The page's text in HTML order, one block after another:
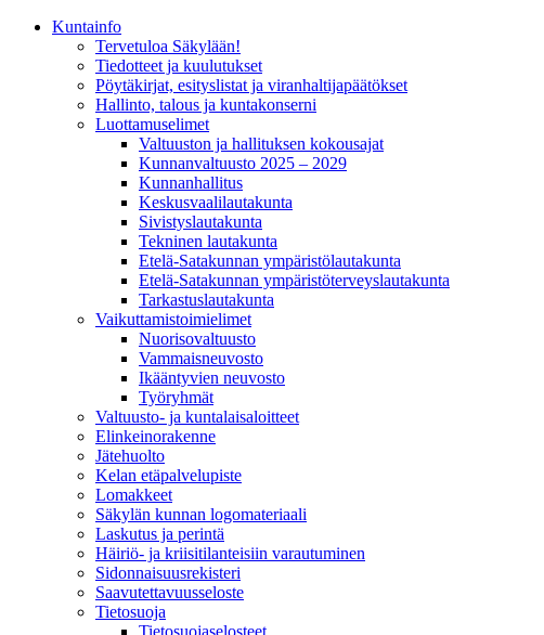
Kunta­info
Tervetuloa Säkylään!
Tiedotteet ja kuulutukset
Pöytäkirjat, esityslistat ja viranhaltijapäätökset
Hallinto, talous ja kuntakonserni
Luottamuselimet
Valtuuston ja hallituksen kokousajat
Kunnanvaltuusto 2025 – 2029
Kunnanhallitus
Keskusvaalilautakunta
Sivistyslautakunta
Tekninen lautakunta
Etelä-Satakunnan ympäristölautakunta
Etelä-Satakunnan ympäristöterveyslautakunta
Tarkastuslautakunta
Vaikuttamistoimielimet
Nuorisovaltuusto
Vammaisneuvosto
Ikääntyvien neuvosto
Työryhmät
Valtuusto- ja kuntalaisaloitteet
Elinkeinorakenne
Jätehuolto
Kelan etäpalvelupiste
Lomakkeet
Säkylän kunnan logomateriaali
Laskutus ja perintä
Häiriö- ja kriisitilanteisiin varautuminen
Sidonnaisuusrekisteri
Saavutettavuusseloste
Tietosuoja
Tietosuojaselosteet